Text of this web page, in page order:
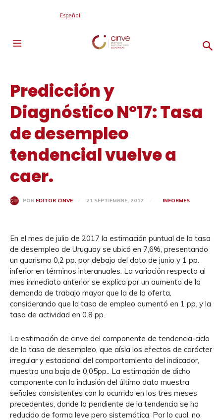
Español
Predicción y
Diagnóstico Nº17: Tasa
de desempleo
tendencial vuelve a
caer.
POR EDITOR CINVE 21 SEPTIEMBRE, 2017 INFORMES
En el mes de julio de 2017 la estimación puntual de la tasa
de desempleo de Uruguay se ubicó en 7,6%, presentando
un guarismo 0,2 pp. por debajo del dato de junio y 1 pp.
inferior en términos interanuales. La variación respecto al
mes inmediato anterior se explica por un aumento de la
demanda de trabajo mayor que la de la oferta,
considerando que la tasa de empleo aumentó en 1 pp. y la
tasa de actividad en 0.8 pp..
La estimación de cinve del componente de tendencia-ciclo
de la tasa de desempleo, que aísla los efectos de carácter
irregular y estacional del comportamiento del indicador,
muestra una baja de 0.05pp.. La estimación de dicho
componente con la inclusión del último dato muestra
señales consistentes con lo ocurrido en los tres meses
precedentes, donde la pendiente de la tendencia se ha
reducido de forma leve pero sistemática. Por lo cual, no